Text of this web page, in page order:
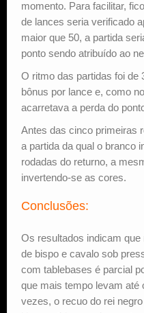
momento. Para facilitar,
de lances seria verificado
maior que 50, a partida
ponto sendo atribuído ao
O ritmo das partidas foi de
bônus por lance e, como
acarretava a perda do
Antes das cinco primeiras
a partida da qual o branco
rodadas do returno, a
invertendo-se as cores.
Conclusões:
Os resultados indicam que
de bispo e cavalo sob
com tablebases é parcial
que mais tempo levam até
vezes, o recuo do rei